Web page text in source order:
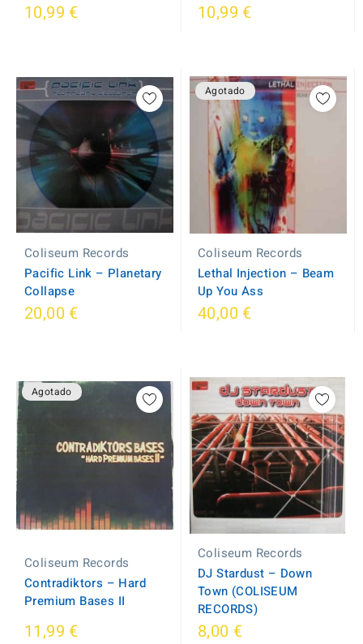
10,99 € 10,99 €
Coliseum Records
Pacific Link ‎– Planetary
Collapse
20,00 €
Agotado
Coliseum Records
Lethal Injection ‎– Beam
Up You Ass
40,00 €
Agotado
Coliseum Records
Contradiktors ‎– Hard
Premium Bases II
11,99 €
Coliseum Records
DJ Stardust ‎– Down
Town (COLISEUM
RECORDS)
8,00 €